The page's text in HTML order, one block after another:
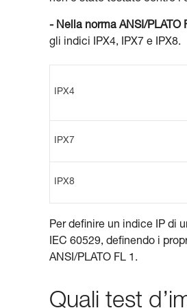
- Nella norma ANSI/PLATO
gli indici IPX4, IPX7 e IPX8.
IPX4
IPX7
IPX8
Per definire un indice IP di
IEC 60529, definendo i
ANSI/PLATO FL 1.
Quali test